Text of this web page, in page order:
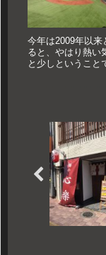
今年は2009年以
ると、やはり熱い
と少しということ